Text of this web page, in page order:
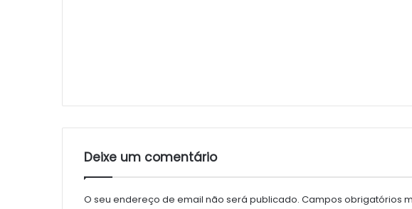
Deixe um comentário
O seu endereço de email não será publicado. Campos obrigatórios